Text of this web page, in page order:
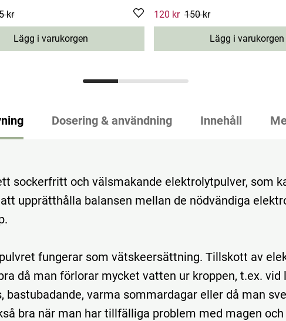
:
kr
Lägg i varukorgen
Current price:120 kr
120 kr 150 kr
Lägg i varukorgen
Dosering & användning Innehåll
sockerfritt och välsmakande elektrolytpulver, som
upprätthålla balansen mellan de nödvändiga
fungerar som vätskeersättning. Tillskott av
då man förlorar mycket vatten ur kroppen, t.ex. vid
bastubadande, varma sommardagar eller då man
bra när man har tillfälliga problem med magen